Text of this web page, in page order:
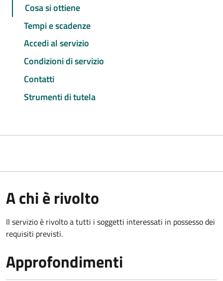
Cosa si ottiene
Tempi e scadenze
Accedi al servizio
Condizioni di servizio
Contatti
Strumenti di tutela
A chi è rivolto
Il servizio è rivolto a tutti i soggetti interessati in possesso dei
requisiti previsti.
Approfondimenti